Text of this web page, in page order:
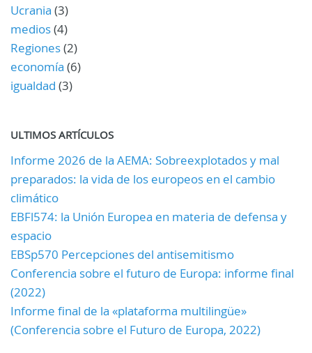
Ucrania (3)
medios(4)
Regiones(2)
economía (6)
igualdad (3)
ULTIMOS ARTÍCULOS
Informe 2026 de la AEMA: Sobreexplotados y mal
preparados: la vida de los europeos en el cambio
climático
EBFl574: la Unión Europea en materia de defensa y
espacio
EBSp570 Percepciones del antisemitismo
Conferencia sobre el futuro de Europa: informe final
(2022)
Informe final de la «plataforma multilingüe»
(Conferencia sobre el Futuro de Europa, 2022)